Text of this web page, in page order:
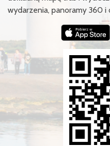
wydarzenia, panoramy 360 i